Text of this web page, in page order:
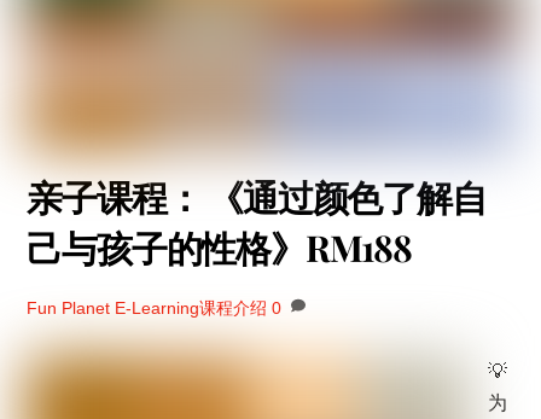
亲子课程： 《通过颜色了解自
己与孩子的性格》RM188
Fun Planet E-Learning课程介绍 0
💡
为